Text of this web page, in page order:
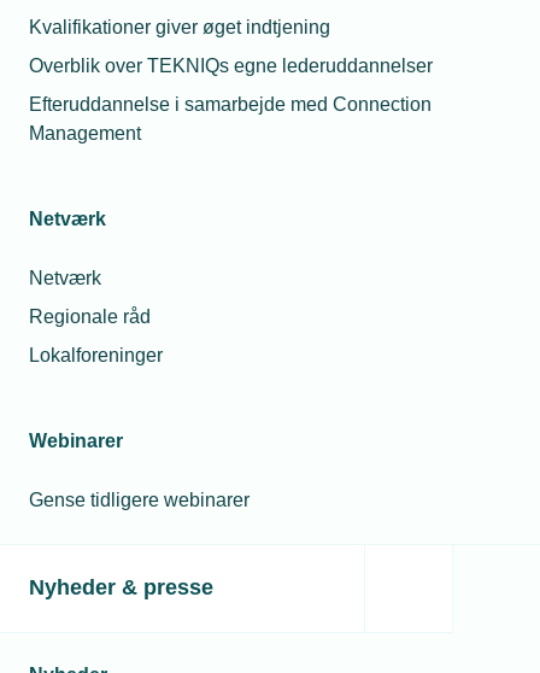
Kvalifikationer giver øget indtjening
Overblik over TEKNIQs egne lederuddannelser
Efteruddannelse i samarbejde med Connection
Management
Netværk
Netværk
Regionale råd
Lokalforeninger
Webinarer
Gense tidligere webinarer
Nyheder & presse
15. nov. 2021
Snart kan arbejdsgivere kræve coronapas
Relaterede nyheder